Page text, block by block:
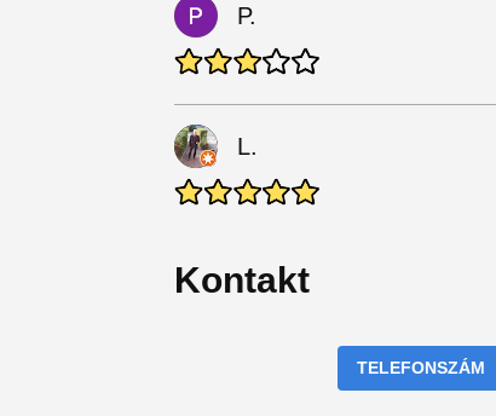
P.
L.
Kontakt
TELEFONSZÁM